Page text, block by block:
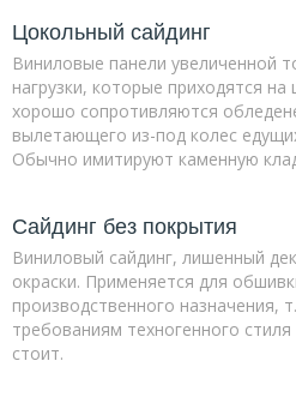
Цокольный сайдинг
Виниловые панели
нагрузки, которые приходятся
хорошо сопротивляются
вылетающего из-под колес
Обычно имитируют каменную
Сайдинг без покрытия
Виниловый сайдинг, лишенный
окраски. Применяется для
производственного назначения,
требованиям техногенного
стоит.